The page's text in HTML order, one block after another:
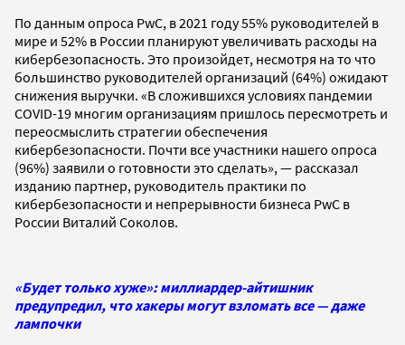
По данным опроса PwC, в 2021 году 55% руководителей в
мире и 52% в России планируют увеличивать расходы на
кибербезопасность. Это произойдет, несмотря на то что
большинство руководителей организаций (64%) ожидают
снижения выручки. «В сложившихся условиях пандемии
COVID-19 многим организациям пришлось пересмотреть и
переосмыслить стратегии обеспечения
кибербезопасности. Почти все участники нашего опроса
(96%) заявили о готовности это сделать», — рассказал
изданию партнер, руководитель практики по
кибербезопасности и непрерывности бизнеса PwC в
России Виталий Соколов.
«Будет только хуже»: миллиардер-айтишник
предупредил, что хакеры могут взломать все — даже
лампочки